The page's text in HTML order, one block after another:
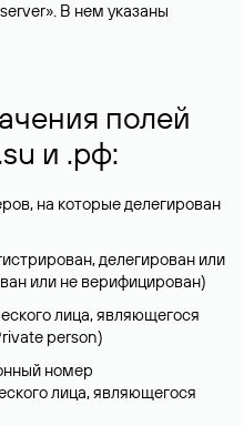
В нем указаны
полей
и .рф:
на которые делегирован
делегирован или
или не верифицирован)
лица, являющегося
person)
номер
лица, являющегося